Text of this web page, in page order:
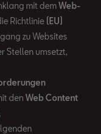
mit dem Web-
Richtlinie (EU)
zu Websites
Stellen umsetzt,
den Web Content
,